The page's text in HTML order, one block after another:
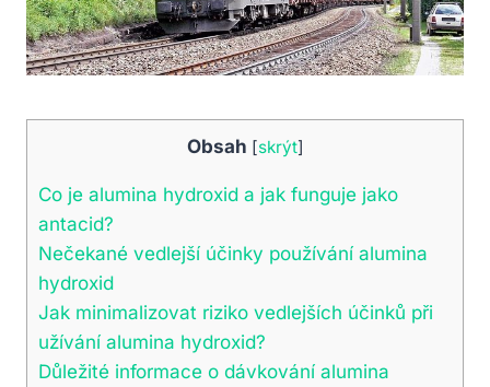
Obsah [skrýt]
Co je alumina hydroxid a jak funguje jako
antacid?
Nečekané vedlejší účinky používání alumina
hydroxid
Jak minimalizovat riziko vedlejších účinků při
užívání alumina hydroxid?
Důležité informace o dávkování alumina